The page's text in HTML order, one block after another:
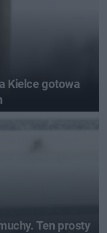
Kielce gotowa
Ten prosty